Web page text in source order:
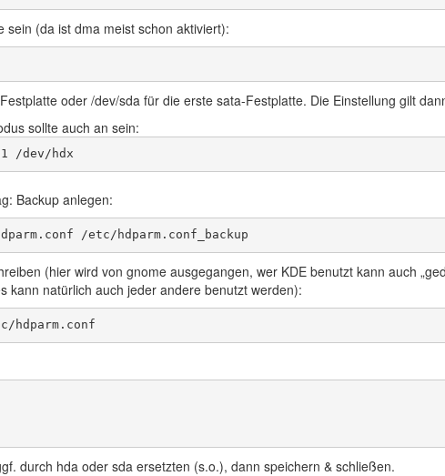
sein (da ist dma meist schon aktiviert):
oder /dev/sda für die erste sata-Festplatte. Die Einstellung gilt
sollte auch an sein:
/dev/hdx
Backup anlegen:
/etc/hdparm.conf_backup
(hier wird von gnome ausgegangen, wer KDE benutzt kann auch
kann natürlich auch jeder andere benutzt werden):
hdparm.conf
durch hda oder sda ersetzten (s.o.), dann speichern & schließen.